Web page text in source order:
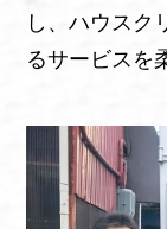
し、ハウスク
るサービスを